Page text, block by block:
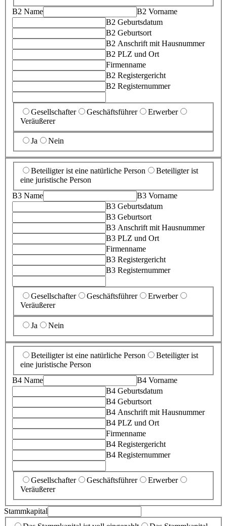
B2 Name
B2 Vorname
B2 Geburtsdatum
B2 Geburtsort
B2 Anschrift mit Hausnummer
B2 PLZ und Ort
Firmenname
B2 Registergericht
B2 Registernummer
Gesellschafter Geschäftsführer
Erwerber
Veräußerer
Ja Nein
Beteiligter ist eine natürliche Person
Beteiligter ist
eine juristische Person
B3 Name
B3 Vorname
B3 Geburtsdatum
B3 Geburtsort
B3 Anschrift mit Hausnummer
B3 PLZ und Ort
Firmenname
B3 Registergericht
B3 Registernummer
Gesellschafter Geschäftsführer
Erwerber
Veräußerer
Ja Nein
Beteiligter ist eine natürliche Person
Beteiligter ist
eine juristische Person
B4 Name
B4 Vorname
B4 Geburtsdatum
B4 Geburtsort
B4 Anschrift mit Hausnummer
B4 PLZ und Ort
Firmenname
B4 Registergericht
B4 Registernummer
Gesellschafter Geschäftsführer
Erwerber
Veräußerer
Stammkapital